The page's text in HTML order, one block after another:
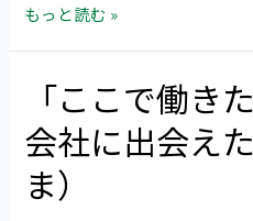
の
1
び、
っ
た
企
もっと読む »
「ここで働き
会社に出会え
ま）
「こ
で
働
き